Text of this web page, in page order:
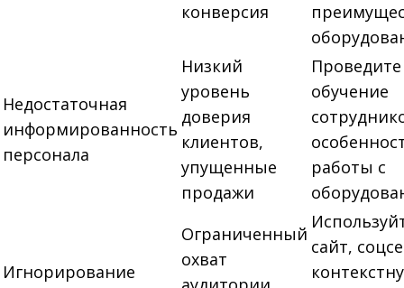
конверсия
Недостаточная
информированность
персонала
Низкий
уровень
доверия
клиентов,
упущенные
продажи
Проведите
обучение
работы с
Игнорирование
Ограниченный
охват
сайт,